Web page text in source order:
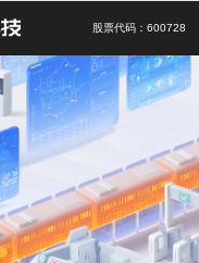
股票代码：600728